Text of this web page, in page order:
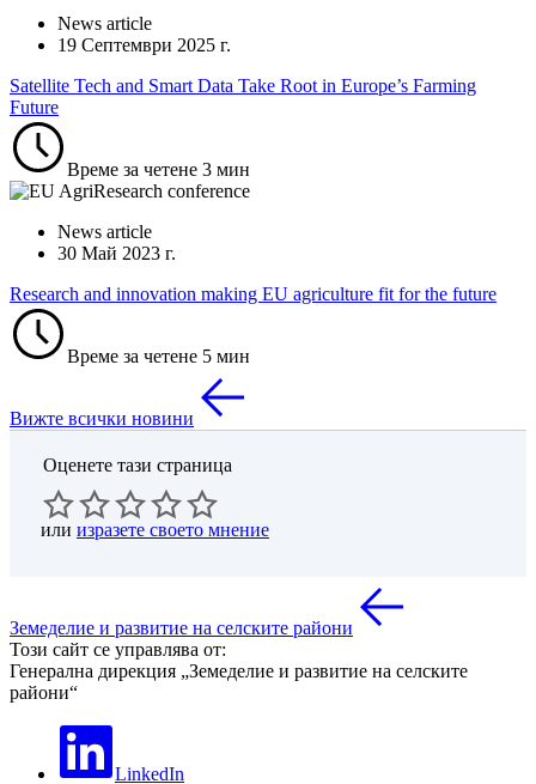
News article
19 Септември 2025 г.
Satellite Tech and Smart Data Take Root in Europe’s Farming
Future
Време за четене 3 мин
News article
30 Mай 2023 г.
Research and innovation making EU agriculture fit for the future
Време за четене 5 мин
Вижте всички новини
Оценете тази страница
или изразете своето мнение
Земеделие и развитие на селските райони
Този сайт се управлява от:
Генерална дирекция „Земеделие и развитие на селските
райони“
LinkedIn